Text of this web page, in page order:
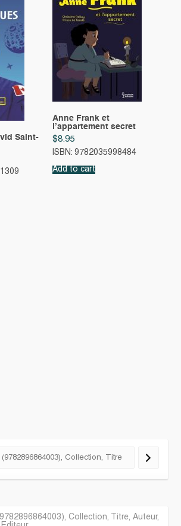
Saint-
Anne Frank et
l’appartement secret
$8.95
ISBN: 9782035998484
Add to cart
Collection, Titre, Auteur,